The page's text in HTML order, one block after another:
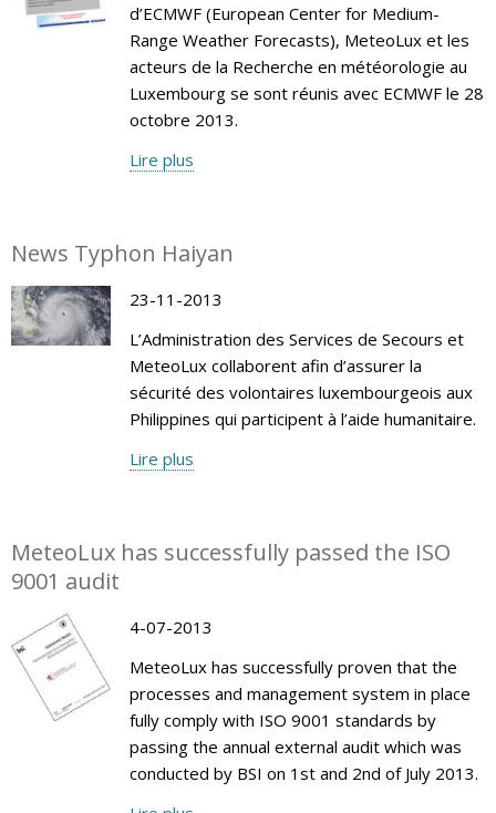
d’ECMWF (European Center for Medium-
Range Weather Forecasts), MeteoLux et les
acteurs de la Recherche en météorologie au
Luxembourg se sont réunis avec ECMWF le 28
octobre 2013.
Lire plus
News Typhon Haiyan
23-11-2013
L’Administration des Services de Secours et
MeteoLux collaborent afin d’assurer la
sécurité des volontaires luxembourgeois aux
Philippines qui participent à l’aide humanitaire.
Lire plus
MeteoLux has successfully passed the ISO
9001 audit
4-07-2013
MeteoLux has successfully proven that the
processes and management system in place
fully comply with ISO 9001 standards by
passing the annual external audit which was
conducted by BSI on 1st and 2nd of July 2013.